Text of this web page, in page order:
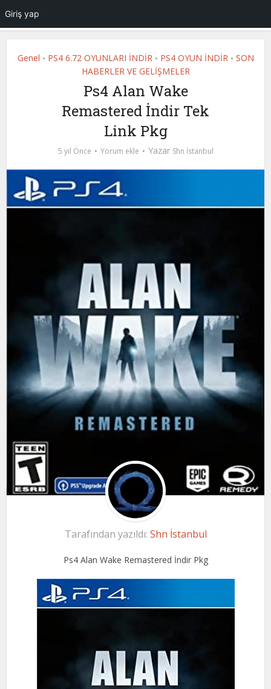
Genel • PS4 6.72 OYUNLARI İNDİR • PS4 OYUN İNDİR • SON
HABERLER VE GELİŞMELER
Ps4 Alan Wake
Remastered İndir Tek
Link Pkg
5 yıl Önce Yorum ekle Yazar Shn İstanbul
Tarafından yazıldı: Shn İstanbul
Ps4 Alan Wake Remastered İndir Pkg
Giriş yap